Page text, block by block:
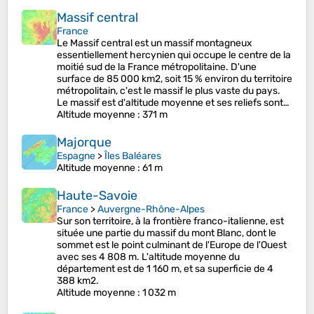
Massif central
France
Le Massif central est un massif montagneux
essentiellement hercynien qui occupe le centre de la
moitié sud de la France métropolitaine. D'une
surface de 85 000 km2, soit 15 % environ du territoire
métropolitain, c'est le massif le plus vaste du pays.
Le massif est d'altitude moyenne et ses reliefs sont…
Altitude moyenne : 371 m
Majorque
Espagne >Îles Baléares
Altitude moyenne : 61 m
Haute-Savoie
France >Auvergne-Rhône-Alpes
Sur son territoire, à la frontière franco-italienne, est
située une partie du massif du mont Blanc, dont le
sommet est le point culminant de l'Europe de l'Ouest
avec ses 4 808 m. L'altitude moyenne du
département est de 1 160 m, et sa superficie de 4
388 km2.
Altitude moyenne : 1 032 m